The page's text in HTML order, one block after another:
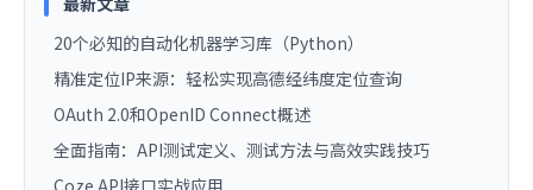
20个必知的自动化机器学习库（Python）
精准定位IP来源：轻松实现高德经纬度定位查询
OAuth 2.0和OpenID Connect概述
全面指南：API测试定义、测试方法与高效实践技巧